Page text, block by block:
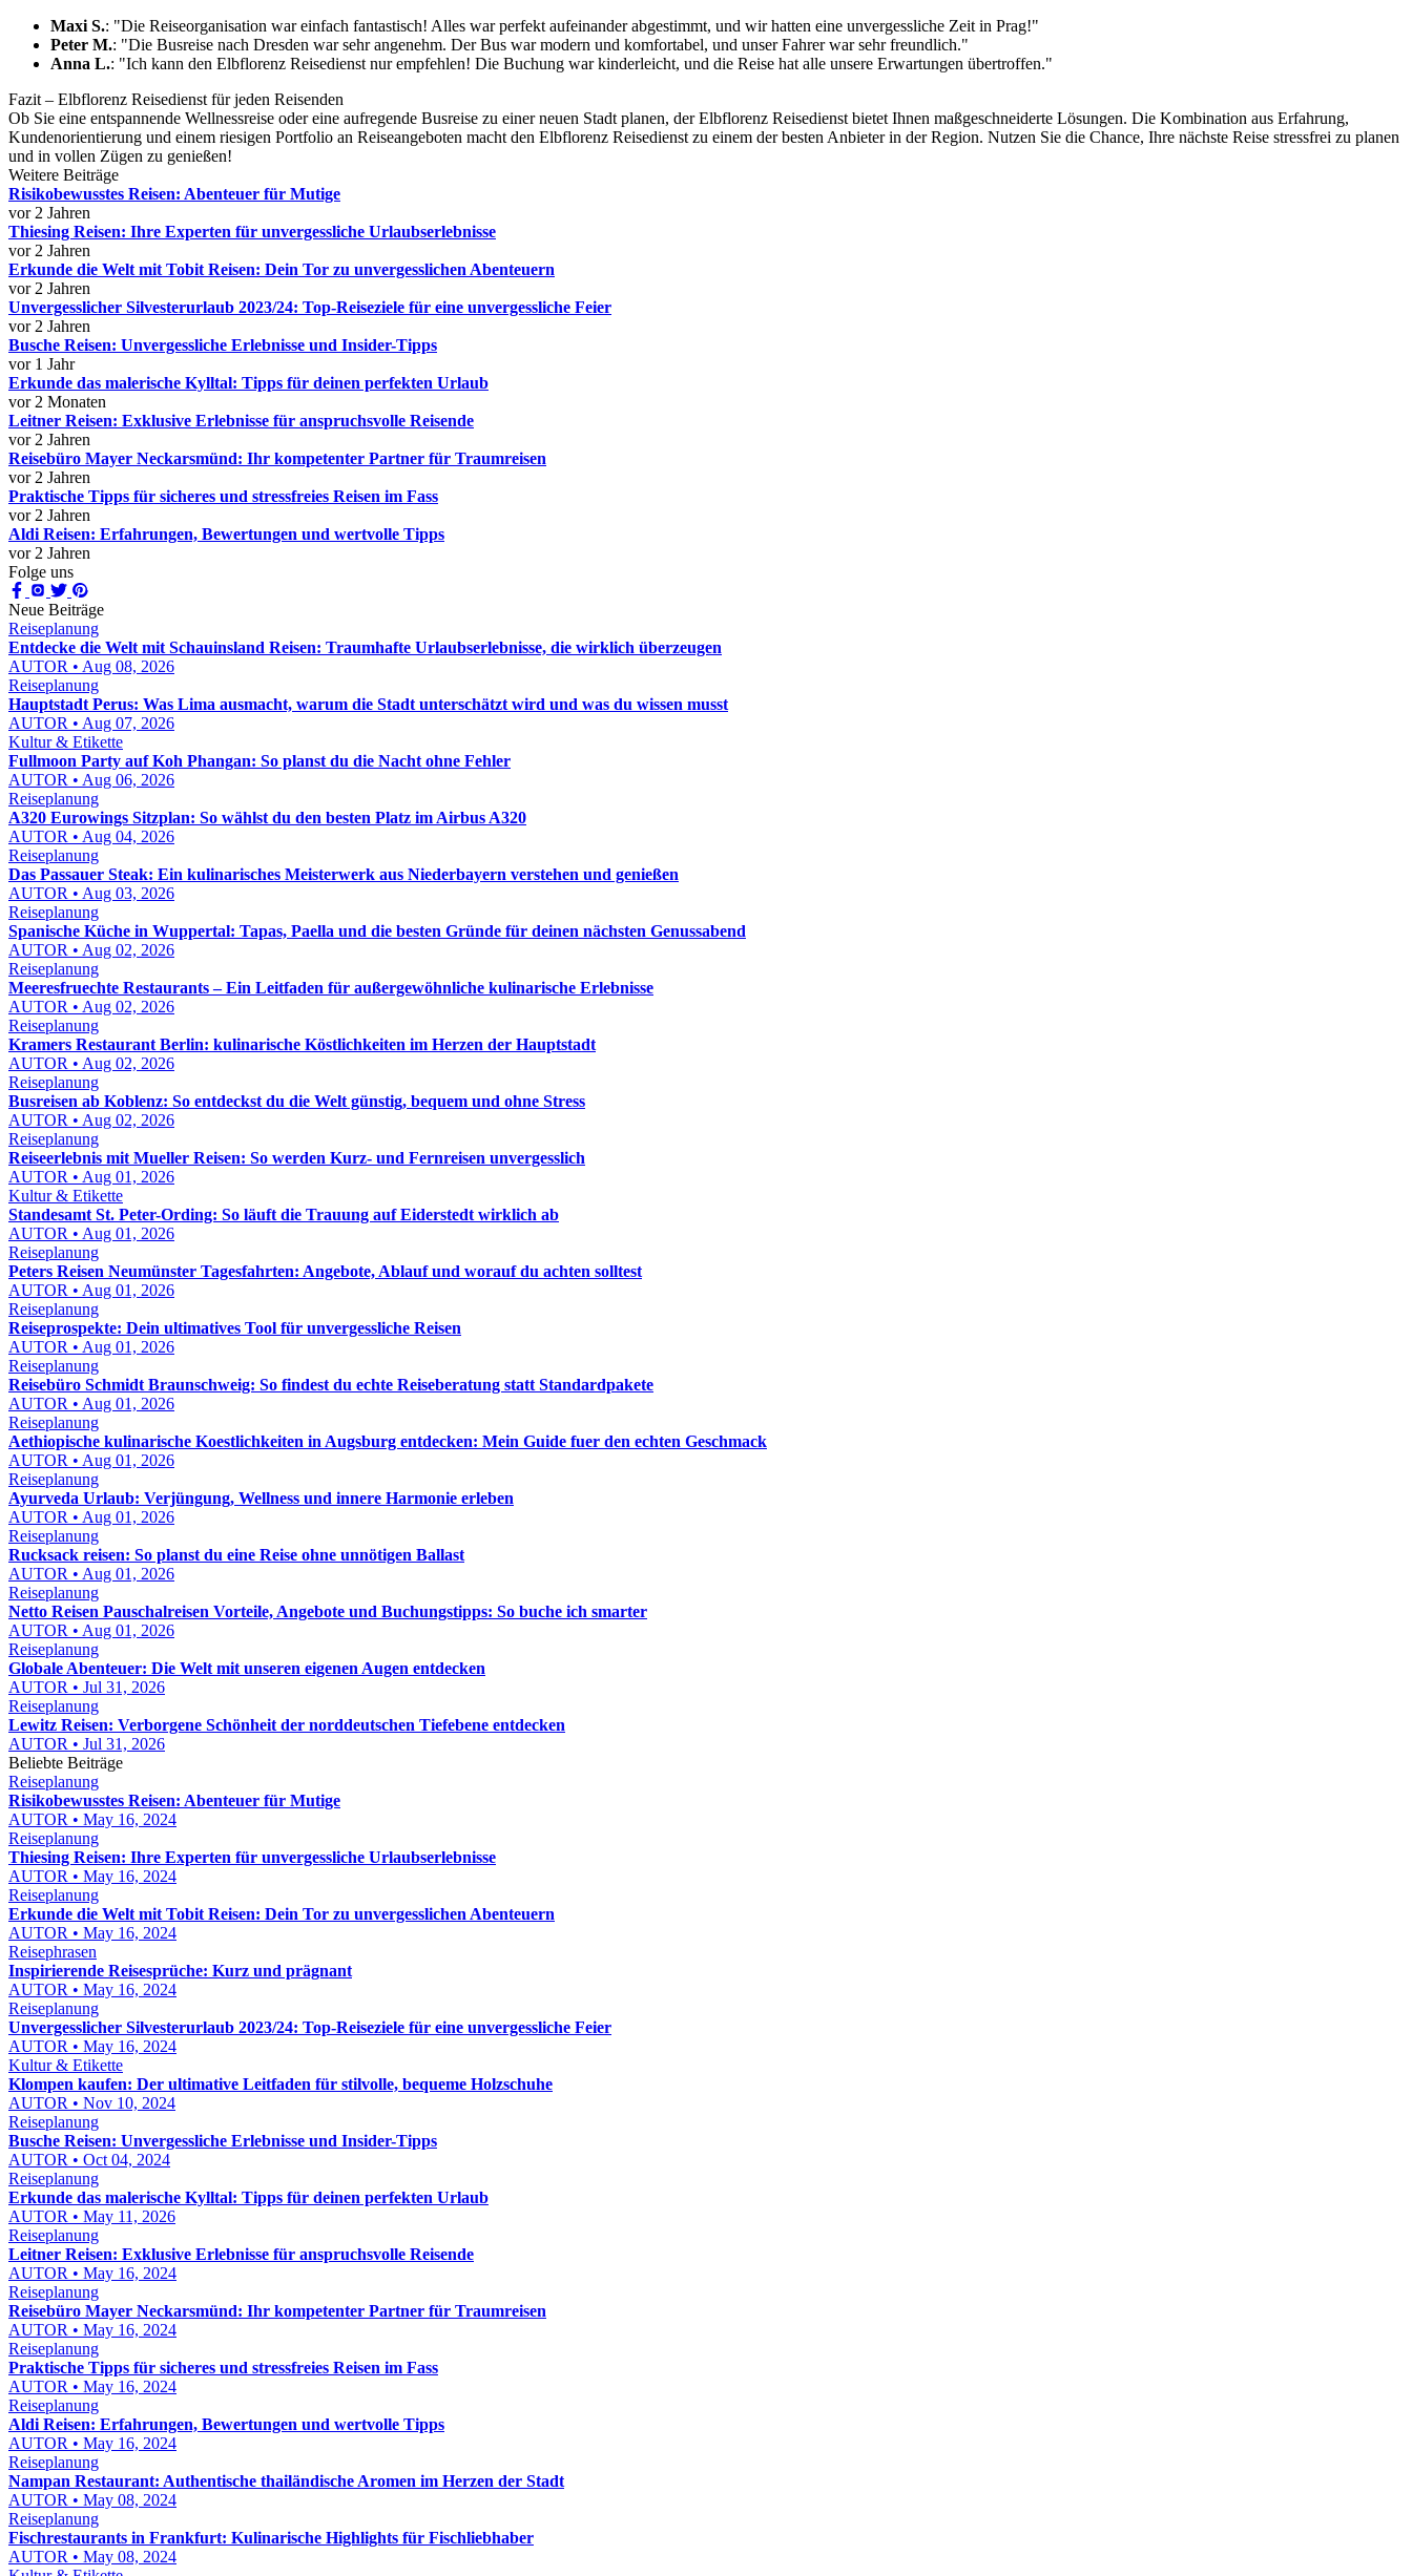
Maxi S.: "Die Reiseorganisation war einfach fantastisch! Alles war perfekt aufeinander abgestimmt, und wir hatten eine unvergessliche Zeit in Prag!"
Peter M.: "Die Busreise nach Dresden war sehr angenehm. Der Bus war modern und komfortabel, und unser Fahrer war sehr freundlich."
Anna L.: "Ich kann den Elbflorenz Reisedienst nur empfehlen! Die Buchung war kinderleicht, und die Reise hat alle unsere Erwartungen übertroffen."
Fazit – Elbflorenz Reisedienst für jeden Reisenden
Ob Sie eine entspannende Wellnessreise oder eine aufregende Busreise zu einer neuen Stadt planen, der Elbflorenz Reisedienst bietet Ihnen maßgeschneiderte Lösungen. Die Kombination aus Erfahrung,
Kundenorientierung und einem riesigen Portfolio an Reiseangeboten macht den Elbflorenz Reisedienst zu einem der besten Anbieter in der Region. Nutzen Sie die Chance, Ihre nächste Reise stressfrei zu planen
und in vollen Zügen zu genießen!
Weitere Beiträge
Risikobewusstes Reisen: Abenteuer für Mutige
vor 2 Jahren
Thiesing Reisen: Ihre Experten für unvergessliche Urlaubserlebnisse
vor 2 Jahren
Erkunde die Welt mit Tobit Reisen: Dein Tor zu unvergesslichen Abenteuern
vor 2 Jahren
Unvergesslicher Silvesterurlaub 2023/24: Top-Reiseziele für eine unvergessliche Feier
vor 2 Jahren
Busche Reisen: Unvergessliche Erlebnisse und Insider-Tipps
vor 1 Jahr
Erkunde das malerische Kylltal: Tipps für deinen perfekten Urlaub
vor 2 Monaten
Leitner Reisen: Exklusive Erlebnisse für anspruchsvolle Reisende
vor 2 Jahren
Reisebüro Mayer Neckarsmünd: Ihr kompetenter Partner für Traumreisen
vor 2 Jahren
Praktische Tipps für sicheres und stressfreies Reisen im Fass
vor 2 Jahren
Aldi Reisen: Erfahrungen, Bewertungen und wertvolle Tipps
vor 2 Jahren
Folge uns
Neue Beiträge
Reiseplanung
Entdecke die Welt mit Schauinsland Reisen: Traumhafte Urlaubserlebnisse, die wirklich überzeugen
AUTOR • Aug 08, 2026
Reiseplanung
Hauptstadt Perus: Was Lima ausmacht, warum die Stadt unterschätzt wird und was du wissen musst
AUTOR • Aug 07, 2026
Kultur & Etikette
Fullmoon Party auf Koh Phangan: So planst du die Nacht ohne Fehler
AUTOR • Aug 06, 2026
Reiseplanung
A320 Eurowings Sitzplan: So wählst du den besten Platz im Airbus A320
AUTOR • Aug 04, 2026
Reiseplanung
Das Passauer Steak: Ein kulinarisches Meisterwerk aus Niederbayern verstehen und genießen
AUTOR • Aug 03, 2026
Reiseplanung
Spanische Küche in Wuppertal: Tapas, Paella und die besten Gründe für deinen nächsten Genussabend
AUTOR • Aug 02, 2026
Reiseplanung
Meeresfruechte Restaurants – Ein Leitfaden für außergewöhnliche kulinarische Erlebnisse
AUTOR • Aug 02, 2026
Reiseplanung
Kramers Restaurant Berlin: kulinarische Köstlichkeiten im Herzen der Hauptstadt
AUTOR • Aug 02, 2026
Reiseplanung
Busreisen ab Koblenz: So entdeckst du die Welt günstig, bequem und ohne Stress
AUTOR • Aug 02, 2026
Reiseplanung
Reiseerlebnis mit Mueller Reisen: So werden Kurz- und Fernreisen unvergesslich
AUTOR • Aug 01, 2026
Kultur & Etikette
Standesamt St. Peter-Ording: So läuft die Trauung auf Eiderstedt wirklich ab
AUTOR • Aug 01, 2026
Reiseplanung
Peters Reisen Neumünster Tagesfahrten: Angebote, Ablauf und worauf du achten solltest
AUTOR • Aug 01, 2026
Reiseplanung
Reiseprospekte: Dein ultimatives Tool für unvergessliche Reisen
AUTOR • Aug 01, 2026
Reiseplanung
Reisebüro Schmidt Braunschweig: So findest du echte Reiseberatung statt Standardpakete
AUTOR • Aug 01, 2026
Reiseplanung
Aethiopische kulinarische Koestlichkeiten in Augsburg entdecken: Mein Guide fuer den echten Geschmack
AUTOR • Aug 01, 2026
Reiseplanung
Ayurveda Urlaub: Verjüngung, Wellness und innere Harmonie erleben
AUTOR • Aug 01, 2026
Reiseplanung
Rucksack reisen: So planst du eine Reise ohne unnötigen Ballast
AUTOR • Aug 01, 2026
Reiseplanung
Netto Reisen Pauschalreisen Vorteile, Angebote und Buchungstipps: So buche ich smarter
AUTOR • Aug 01, 2026
Reiseplanung
Globale Abenteuer: Die Welt mit unseren eigenen Augen entdecken
AUTOR • Jul 31, 2026
Reiseplanung
Lewitz Reisen: Verborgene Schönheit der norddeutschen Tiefebene entdecken
AUTOR • Jul 31, 2026
Beliebte Beiträge
Reiseplanung
Risikobewusstes Reisen: Abenteuer für Mutige
AUTOR • May 16, 2024
Reiseplanung
Thiesing Reisen: Ihre Experten für unvergessliche Urlaubserlebnisse
AUTOR • May 16, 2024
Reiseplanung
Erkunde die Welt mit Tobit Reisen: Dein Tor zu unvergesslichen Abenteuern
AUTOR • May 16, 2024
Reisephrasen
Inspirierende Reisesprüche: Kurz und prägnant
AUTOR • May 16, 2024
Reiseplanung
Unvergesslicher Silvesterurlaub 2023/24: Top-Reiseziele für eine unvergessliche Feier
AUTOR • May 16, 2024
Kultur & Etikette
Klompen kaufen: Der ultimative Leitfaden für stilvolle, bequeme Holzschuhe
AUTOR • Nov 10, 2024
Reiseplanung
Busche Reisen: Unvergessliche Erlebnisse und Insider-Tipps
AUTOR • Oct 04, 2024
Reiseplanung
Erkunde das malerische Kylltal: Tipps für deinen perfekten Urlaub
AUTOR • May 11, 2026
Reiseplanung
Leitner Reisen: Exklusive Erlebnisse für anspruchsvolle Reisende
AUTOR • May 16, 2024
Reiseplanung
Reisebüro Mayer Neckarsmünd: Ihr kompetenter Partner für Traumreisen
AUTOR • May 16, 2024
Reiseplanung
Praktische Tipps für sicheres und stressfreies Reisen im Fass
AUTOR • May 16, 2024
Reiseplanung
Aldi Reisen: Erfahrungen, Bewertungen und wertvolle Tipps
AUTOR • May 16, 2024
Reiseplanung
Nampan Restaurant: Authentische thailändische Aromen im Herzen der Stadt
AUTOR • May 08, 2024
Reiseplanung
Fischrestaurants in Frankfurt: Kulinarische Highlights für Fischliebhaber
AUTOR • May 08, 2024